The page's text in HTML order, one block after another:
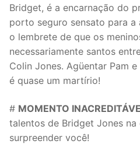
Bridget, é a encarnação do
porto seguro sensato para
o lembrete de que os
necessariamente santos
Colin Jones. Agüentar Pam
é quase um martírio!
# MOMENTO
talentos de Bridget Jones na
surpreender você!